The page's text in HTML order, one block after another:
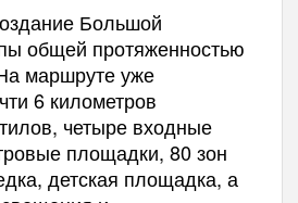
Большой
общей протяженностью
маршруте уже
6 километров
четыре входные
площадки, 80 зон
детская площадка, а